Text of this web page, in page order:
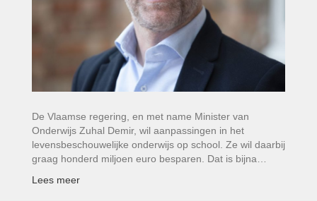
De Vlaamse regering, en met name Minister van
Onderwijs Zuhal Demir, wil aanpassingen in het
levensbeschouwelijke onderwijs op school. Ze wil daarbij
graag honderd miljoen euro besparen. Dat is bijna…
Lees meer